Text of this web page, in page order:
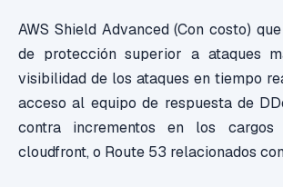
AWS Shield Advanced (Con costo)
de protección superior a ataques
visibilidad de los ataques en tiempo
acceso al equipo de respuesta de
contra incrementos en los cargos
cloudfront, o Route 53 relacionados